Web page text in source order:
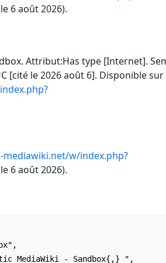
6 août 2026).
Attribut:Has type [Internet].
[cité le 2026 août 6]. Disponible sur
w/index.php?
6 août 2026).